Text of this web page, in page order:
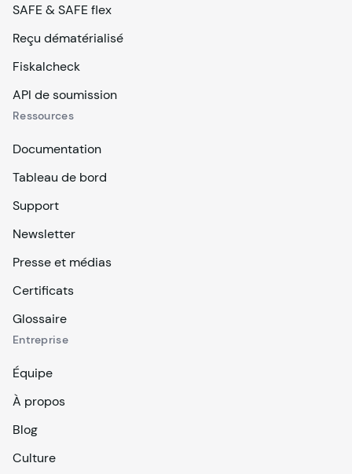
SAFE & SAFE flex
Reçu dématérialisé
Fiskalcheck
API de soumission
Ressources
Documentation
Tableau de bord
Support
Newsletter
Presse et médias
Certificats
Glossaire
Entreprise
Équipe
À propos
Blog
Culture